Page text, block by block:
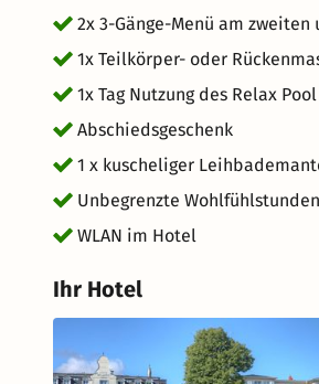
2x 3-Gänge-Menü am
1x Teilkörper- oder
1x Tag Nutzung des Relax
Abschiedsgeschenk
1 x kuscheliger
Unbegrenzte
WLAN im Hotel
Ihr Hotel